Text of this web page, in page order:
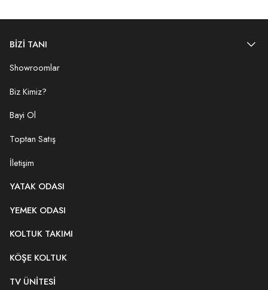
BİZİ TANI
Showroomlar
Biz Kimiz?
Bayi Ol
Toptan Satış
İletişim
YATAK ODASI
YEMEK ODASI
KOLTUK TAKIMI
KÖŞE KOLTUK
TV ÜNITESI